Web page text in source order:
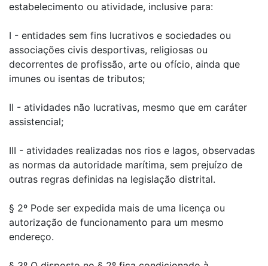
estabelecimento ou atividade, inclusive para:
I - entidades sem fins lucrativos e sociedades ou
associações civis desportivas, religiosas ou
decorrentes de profissão, arte ou ofício, ainda que
imunes ou isentas de tributos;
II - atividades não lucrativas, mesmo que em caráter
assistencial;
III - atividades realizadas nos rios e lagos, observadas
as normas da autoridade marítima, sem prejuízo de
outras regras definidas na legislação distrital.
§ 2º Pode ser expedida mais de uma licença ou
autorização de funcionamento para um mesmo
endereço.